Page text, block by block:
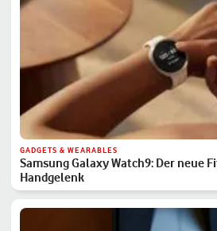
GADGETS & WEARABLES
Samsung Galaxy Watch9: Der neue
Handgelenk